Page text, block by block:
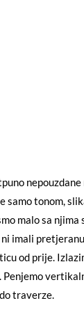
samo tonom,
malo sa njima
imali
od prije.
traverze.